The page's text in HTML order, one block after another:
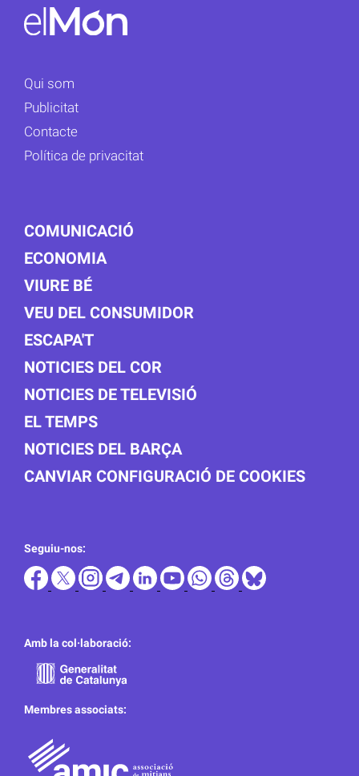
Qui som
Publicitat
Contacte
Política de privacitat
COMUNICACIÓ
ECONOMIA
VIURE BÉ
VEU DEL CONSUMIDOR
ESCAPA'T
NOTICIES DEL COR
NOTICIES DE TELEVISIÓ
EL TEMPS
NOTICIES DEL BARÇA
CANVIAR CONFIGURACIÓ DE COOKIES
Seguiu-nos:
Amb la col·laboració:
Membres associats: